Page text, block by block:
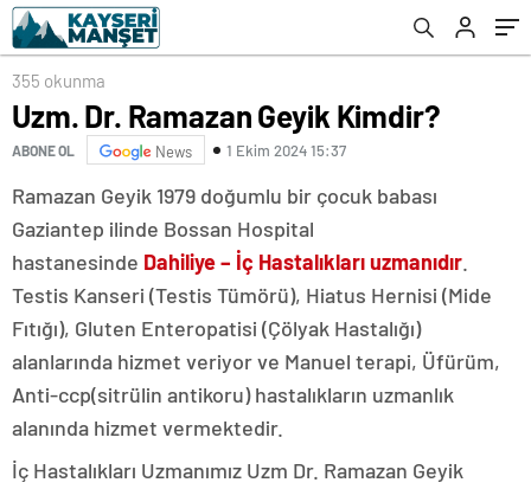
355 okunma
Uzm. Dr. Ramazan Geyik Kimdir?
ABONE OL News 1 Ekim 2024 15:37
Ramazan Geyik 1979 doğumlu bir çocuk babası
Gaziantep ilinde Bossan Hospital
hastanesinde Dahiliye – İç Hastalıkları uzmanıdır
Testis Kanseri (Testis Tümörü), Hiatus Hernisi (Mide
Fıtığı), Gluten Enteropatisi (Çölyak Hastalığı)
alanlarında hizmet veriyor ve Manuel terapi, Üfürüm,
Anti-ccp(sitrülin antikoru) hastalıkların uzmanlık
alanında hizmet vermektedir.
İç Hastalıkları Uzmanımız Uzm Dr. Ramazan Geyik